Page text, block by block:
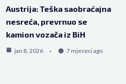
Austrija: Teška saobraćajna
nesreća, prevrnuo se
kamion vozača iz BiH
jan 8, 2026 7 mjeseci ago